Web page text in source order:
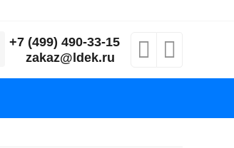
+7 (499) 490-33-15
zakaz@ldek.ru